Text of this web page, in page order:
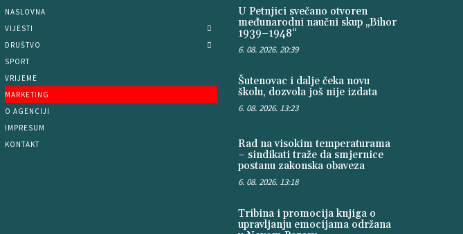
NASLOVNA
VIJESTI
DRUŠTVO
SPORT
VRIJEME
MARKETING
O AGENCIJI
IMPRESUM
KONTAKT
U Petnjici svečano otvoren
međunarodni naučni skup „Bihor
1939–1948“
6. 08. 2026. 20:39
Šutenovac i dalje čeka novu
školu, dozvola još nije izdata
6. 08. 2026. 13:23
Rad na visokim temperaturama
– sindikati traže da smjernice
postanu zakonska obaveza
6. 08. 2026. 13:18
Tribina i promocija knjiga o
upravljanju emocijama održana